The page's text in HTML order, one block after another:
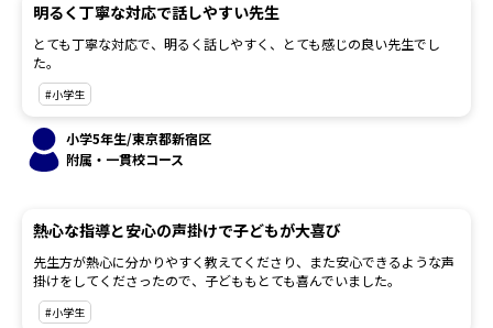
明るく丁寧な対応で話しやすい先生
とても丁寧な対応で、明るく話しやすく、とても感じの良い先生でし
た。
#小学生
小学5年生/東京都新宿区
附属・一貫校コース
熱心な指導と安心の声掛けで子どもが大喜び
先生方が熱心に分かりやすく教えてくださり、また安心できるような声
掛けをしてくださったので、子どももとても喜んでいました。
#小学生